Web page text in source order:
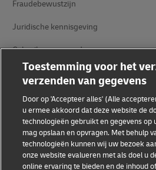
Fraudebewustzijn
Juridische kennisgeving
Gebruiksvoorwaarden
Privacyverklaring
Toegankelijkheid
Aanvullende informatie
Cookie-instellingen
Toestemming voor het
verzenden van gegevens
Door op 'Accepteer alles' (Alle
u ermee akkoord dat deze website de
technologieën gebruikt en gegevens op
mag opslaan en opvragen. Met behulp
technologieën kunnen wij uw bezoek
onze website evalueren met als doel u
online ervaring te bieden en de inhoud